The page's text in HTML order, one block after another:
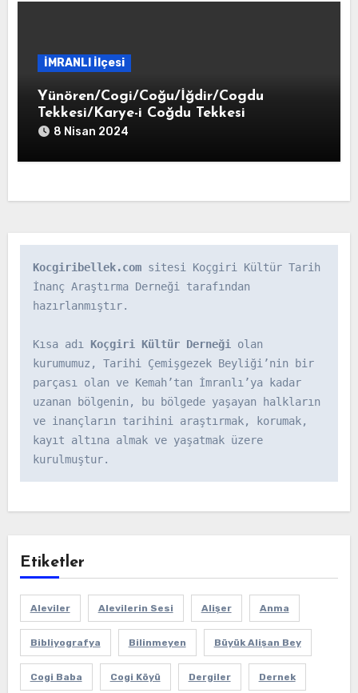
İMRANLI İlçesi
Yünören/Cogi/Coğu/İğdir/Cogdu
Tekkesi/Karye-i Coğdu Tekkesi
8 Nisan 2024
Kocgiribellek.com sitesi Koçgiri Kültür Tarih
İnanç Araştırma Derneği tarafından
hazırlanmıştır.
Kısa adı Koçgiri Kültür Derneği olan
kurumumuz, Tarihi Çemişgezek Beyliği’nin bir
parçası olan ve Kemah’tan İmranlı’ya kadar
uzanan bölgenin, bu bölgede yaşayan halkların
ve inançların tarihini araştırmak, korumak,
kayıt altına almak ve yaşatmak üzere
kurulmuştur.
Etiketler
Aleviler Alevilerin Sesi Alişer Anma
Bibliyografya Bilinmeyen Büyük Alişan Bey
Cogi Baba Cogi Köyü Dergiler Dernek